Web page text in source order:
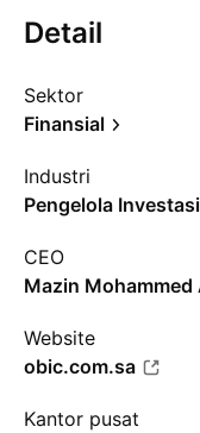
Detail
Sektor
Finansial
Industri
Pengelola Investasi
CEO
Mazin
Website
obic.com.sa
Kantor pusat